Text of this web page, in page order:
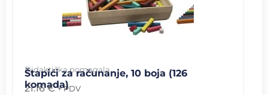
Didaktička pomagala
Štapići za računanje, 10 boja (126
komada)
21.16€ + PDV